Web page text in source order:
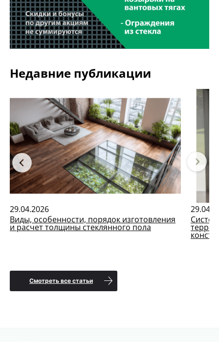
Недавние публикации
29.04.2026
Виды, особенности, порядок изготовления
и расчет толщины стеклянного пола
Смотреть все статьи